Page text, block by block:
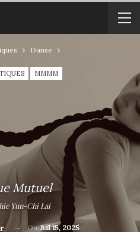
Danse
MMMM
Mutuel
Yun-Chi Lai
OnJuil 15, 2025